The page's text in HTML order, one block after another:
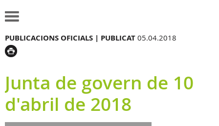
PUBLICACIONS OFICIALS | PUBLICAT 05.04.2018
Junta de govern de 10
d'abril de 2018